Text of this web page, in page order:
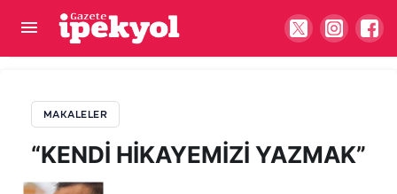
MAKALELER
“KENDİ HİKAYEMİZİ YAZMAK”
“KENDİ HİKAYEMİZİ YAZMAK”